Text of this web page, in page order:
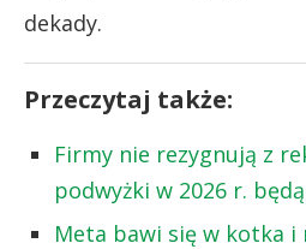
dekady.
Przeczytaj także:
Firmy nie rezygnują z
podwyżki w 2026 r.
Meta bawi się w kotka i